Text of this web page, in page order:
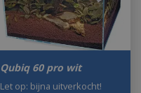
Qubiq 60 pro wit
Let op: bijna uitverkocht!